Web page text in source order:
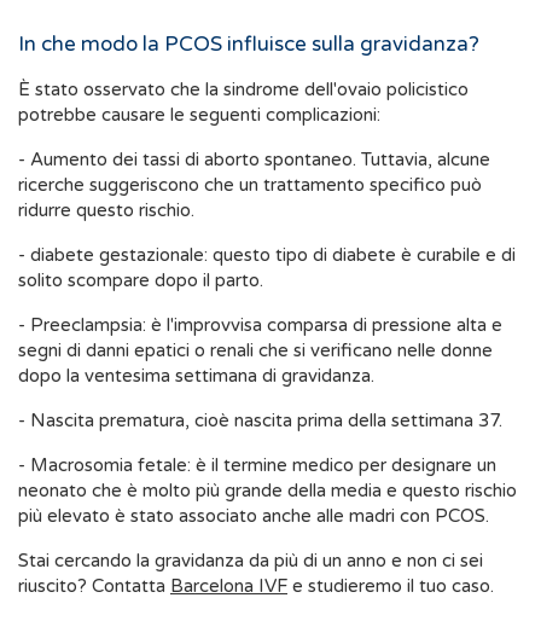
In che modo la PCOS influisce sulla gravidanza?
È stato osservato che la sindrome dell'ovaio policistico
potrebbe causare le seguenti complicazioni:
- Aumento dei tassi di aborto spontaneo. Tuttavia, alcune
ricerche suggeriscono che un trattamento specifico può
ridurre questo rischio.
- diabete gestazionale: questo tipo di diabete è curabile e di
solito scompare dopo il parto.
- Preeclampsia: è l'improvvisa comparsa di pressione alta e
segni di danni epatici o renali che si verificano nelle donne
dopo la ventesima settimana di gravidanza.
- Nascita prematura, cioè nascita prima della settimana 37.
- Macrosomia fetale: è il termine medico per designare un
neonato che è molto più grande della media e questo rischio
più elevato è stato associato anche alle madri con PCOS.
Stai cercando la gravidanza da più di un anno e non ci sei
riuscito? Contatta Barcelona IVF e studieremo il tuo caso.